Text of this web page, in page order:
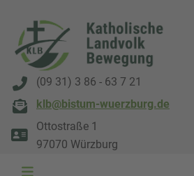
(09 31) 3 86 - 63 7 21
klb@bistum-wuerzburg.de
Ottostraße 1
97070 Würzburg